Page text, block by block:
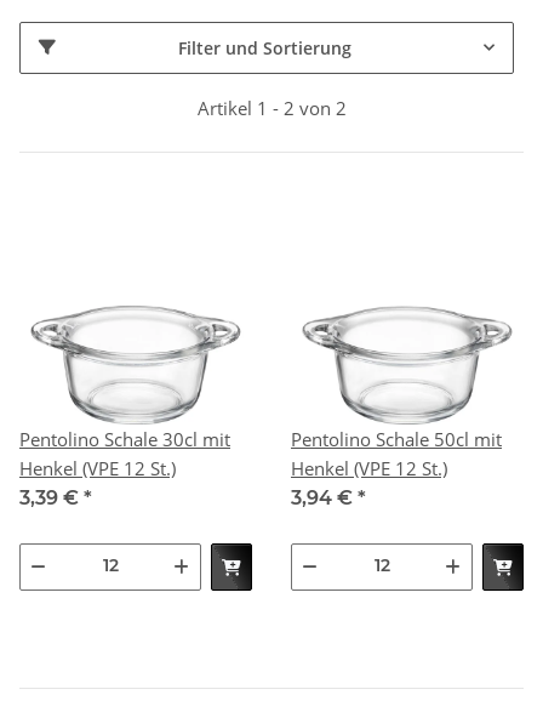
Filter und Sortierung
Artikel 1 - 2 von 2
Pentolino Schale 30cl mit
Henkel (VPE 12 St.)
3,39 € *
Pentolino Schale 50cl mit
Henkel (VPE 12 St.)
3,94 € *